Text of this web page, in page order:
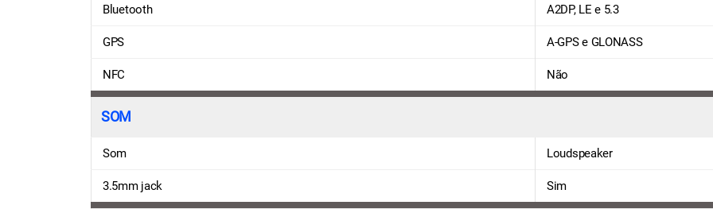
Bluetooth A2DP, LE e 5.3
GPS A-GPS e GLONASS
NFC Não
SOM
Som Loudspeaker
3.5mm jack Sim